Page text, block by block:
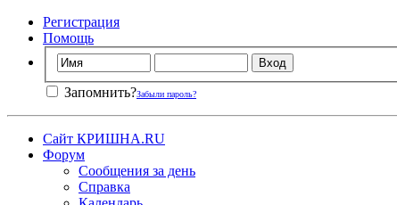
Регистрация
Помощь
Запомнить?Забыли пароль?
Сайт КРИШНА.RU
Форум
Сообщения за день
Справка